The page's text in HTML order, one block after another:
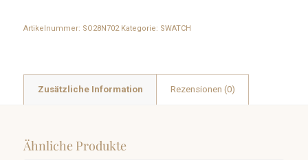
Artikelnummer: SO28N702 Kategorie: SWATCH
Zusätzliche Information Rezensionen (0)
Ähnliche Produkte